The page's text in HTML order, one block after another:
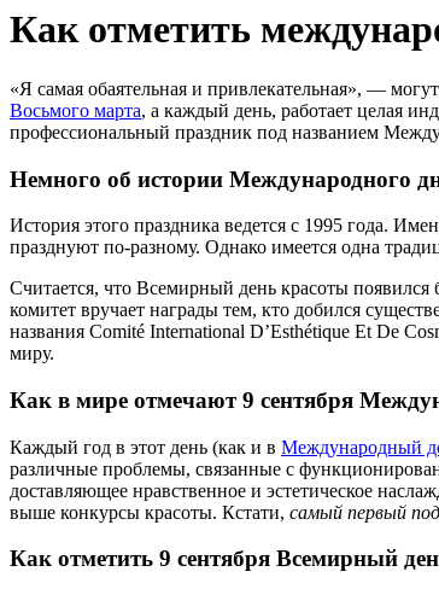
Как отметить
«Я самая обаятельная и привлекательная», — могут
Восьмого марта, а каждый день, работает целая
профессиональный праздник под названием
Немного об истории Международного
История этого праздника ведется с 1995 года.
празднуют по-разному. Однако имеется одна
Считается, что Всемирный день красоты
комитет вручает награды тем, кто добился
названия Comité International D’Esthétique Et De
миру.
Как в мире отмечают 9 сентября
Каждый год в этот день (как и в Международный
различные проблемы, связанные с
доставляющее нравственное и эстетическое
выше конкурсы красоты. Кстати, самый первый
Как отметить 9 сентября Всемирный